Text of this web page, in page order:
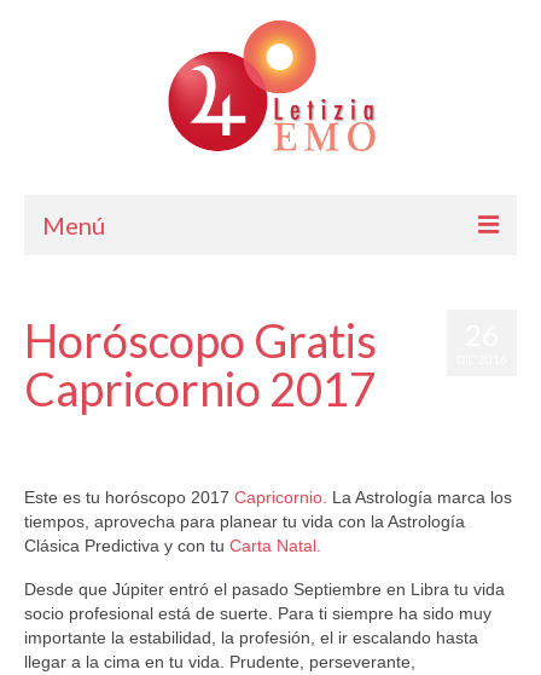
Menú
Cursos de Astrología
Consulta
Letizia Emo
Contáctame
Horóscopo Gratis
Capricornio 2017
Este es tu horóscopo 2017 Capricornio. La Astrología marca los
tiempos, aprovecha para planear tu vida con la Astrología
Clásica Predictiva y con tu Carta Natal.
Desde que Júpiter entró el pasado Septiembre en Libra tu vida
socio profesional está de suerte. Para ti siempre ha sido muy
importante la estabilidad, la profesión, el ir escalando hasta
llegar a la cima en tu vida. Prudente, perseverante,